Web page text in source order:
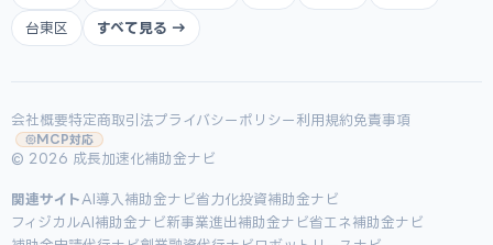
台東区 すべて見る →
会社概要特定商取引法プライバシーポリシー 利用規約免責事項
MCP対応
© 2026 成長加速化補助金ナビ
関連サイト AI導入補助金ナビ省力化投資補助金ナビ
フィジカルAI補助金ナビ新事業進出補助金ナビ省エネ補助金ナビ